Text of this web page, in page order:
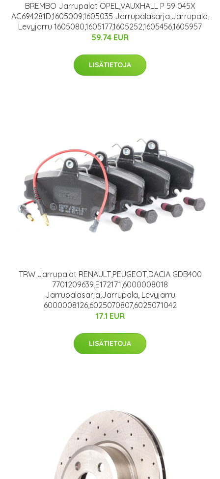
BREMBO Jarrupalat OPEL,VAUXHALL P 59 045X
AC694281D,1605009,1605035 Jarrupalasarja,Jarrupala,
Levyjarru 1605080,1605177,1605252,1605456,1605957
59.74 EUR
LISÄTIETOJA
TRW Jarrupalat RENAULT,PEUGEOT,DACIA GDB400
7701209639,E172171,6000008018
Jarrupalasarja,Jarrupala, Levyjarru
6000008126,6025070807,6025071042
17.1 EUR
LISÄTIETOJA